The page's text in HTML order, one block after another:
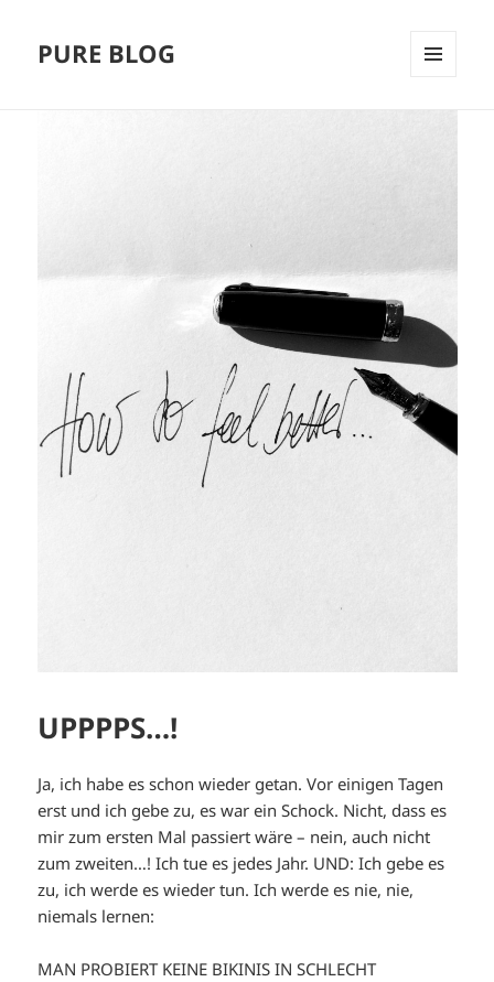
PURE BLOG
UND
UPPPPS…!
Ja, ich habe es schon wieder getan. Vor einigen Tagen
erst und ich gebe zu, es war ein Schock. Nicht, dass es
mir zum ersten Mal passiert wäre – nein, auch nicht
zum zweiten…! Ich tue es jedes Jahr. UND: Ich gebe es
zu, ich werde es wieder tun. Ich werde es nie, nie,
niemals lernen:
MAN PROBIERT KEINE BIKINIS IN SCHLECHT